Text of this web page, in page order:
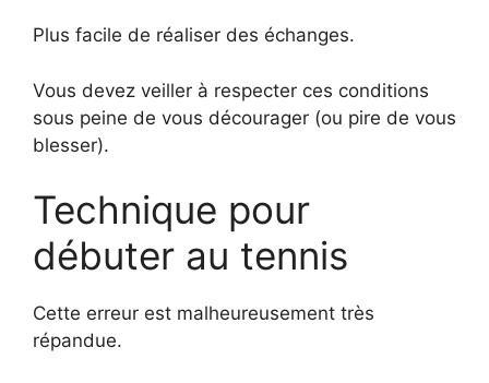
Plus facile de réaliser des échanges.
Vous devez veiller à respecter ces conditions
sous peine de vous décourager (ou pire de vous
blesser).
Technique pour
débuter au tennis
Cette erreur est malheureusement très
répandue.